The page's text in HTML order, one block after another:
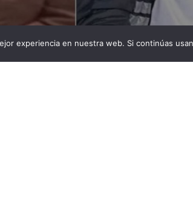
experiencia en nuestra web. Si continúas